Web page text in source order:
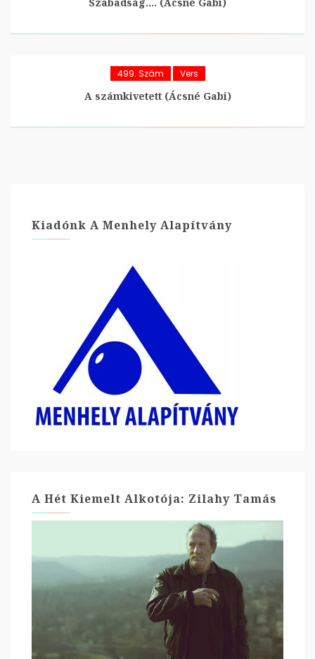
499. Szám Vers
A számkivetett (Ácsné Gabi)
Kiadónk A Menhely Alapítvány
A Hét Kiemelt Alkotója: Zilahy Tamás